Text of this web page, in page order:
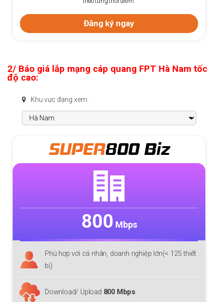
Đăng ký ngay
2/ Báo giá lắp mạng cáp quang FPT Hà Nam tốc
độ cao:
Khu vực đang xem:
SUPER800 Biz
800 Mbps
Phù hợp với cá nhân, doanh nghiệp lớn(< 125 thiết
bị)
Download/ Upload 800 Mbps